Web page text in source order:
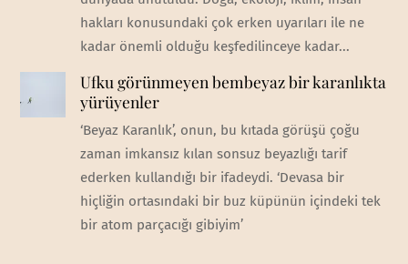
hakları konusundaki çok erken uyarıları ile ne
kadar önemli olduğu keşfedilinceye kadar...
Ufku görünmeyen bembeyaz bir karanlıkta
yürüyenler
‘Beyaz Karanlık’, onun, bu kıtada görüşü çoğu
zaman imkansız kılan sonsuz beyazlığı tarif
ederken kullandığı bir ifadeydi. ‘Devasa bir
hiçliğin ortasındaki bir buz küpünün içindeki tek
bir atom parçacığı gibiyim’